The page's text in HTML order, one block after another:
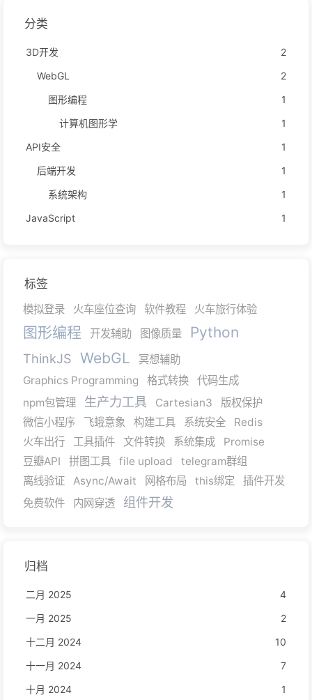
分类
3D开发
2
WebGL
2
图形编程
1
计算机图形学
1
API安全
1
后端开发
1
系统架构
1
JavaScript
1
标签
模拟登录 火车座位查询 软件教程 火车旅行体验
图形编程 开发辅助 图像质量 Python
ThinkJS WebGL
冥想辅助
Graphics Programming
格式转换
代码生成
npm包管理
生产力工具 Cartesian3
版权保护
微信小程序
飞蛾意象 构建工具 系统安全
Redis
火车出行
工具插件 文件转换 系统集成
Promise
豆瓣API
拼图工具 file upload
telegram群组
离线验证
Async/Await 网格布局 this绑定
插件开发
免费软件
内网穿透 组件开发
归档
二月 2025
4
一月 2025
2
十二月 2024
10
十一月 2024
7
十月 2024
1